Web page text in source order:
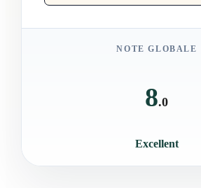
NOTE GLOBALE
8.0
Excellent